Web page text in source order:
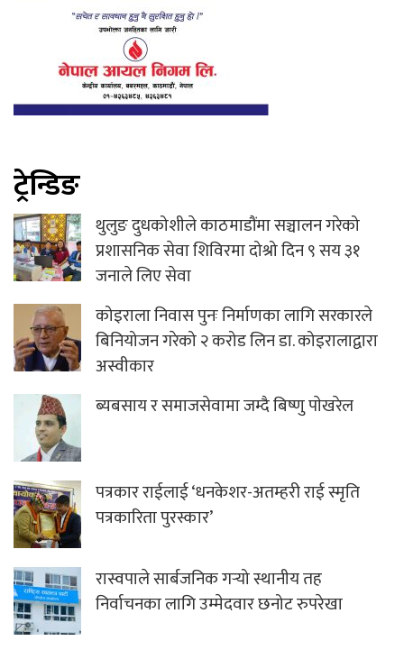
ट्रेन्डिङ
थुलुङ दुधकोशीले काठमाडौंमा सञ्चालन गरेको
प्रशासनिक सेवा शिविरमा दोश्रो दिन ९ सय ३१
जनाले लिए सेवा
कोइराला निवास पुनः निर्माणका लागि सरकारले
बिनियोजन गरेको २ करोड लिन डा. कोइरालाद्वारा
अस्वीकार
ब्यबसाय र समाजसेवामा जम्दै बिष्णु पाेखरेल
पत्रकार राईलाई ‘धनकेशर-अतम्हरी राई स्मृति
पत्रकारिता पुरस्कार’
रास्वपाले सार्बजनिक गर्‍यो स्थानीय तह
निर्वाचनका लागि उम्मेदवार छनोट रुपरेखा